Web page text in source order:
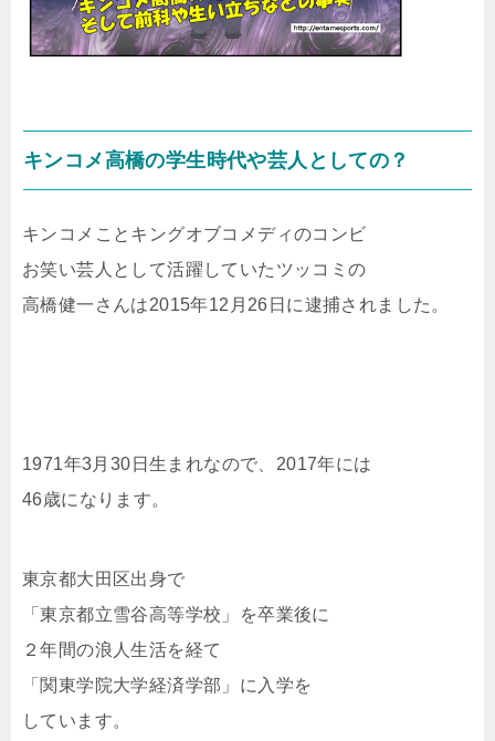
キンコメ高橋の学生時代や芸人としての？
キンコメことキングオブコメディのコンビ
お笑い芸人として活躍していたツッコミの
高橋健一さんは2015年12月26日に逮捕されました。
1971年3月30日生まれなので、2017年には
46歳になります。
東京都大田区出身で
「東京都立雪谷高等学校」を卒業後に
２年間の浪人生活を経て
「関東学院大学経済学部」に入学を
しています。